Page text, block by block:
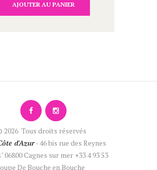
AJOUTER AU PANIER
2026 Tous droits réservés
d'Azur- 46 bis rue des Reynes
06800 Cagnes sur mer +33 4 93 53
De Bouche en Bouche